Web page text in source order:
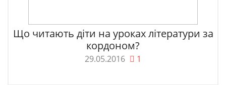
Що читають діти на уроках літератури за
кордоном?
29.05.2016 1